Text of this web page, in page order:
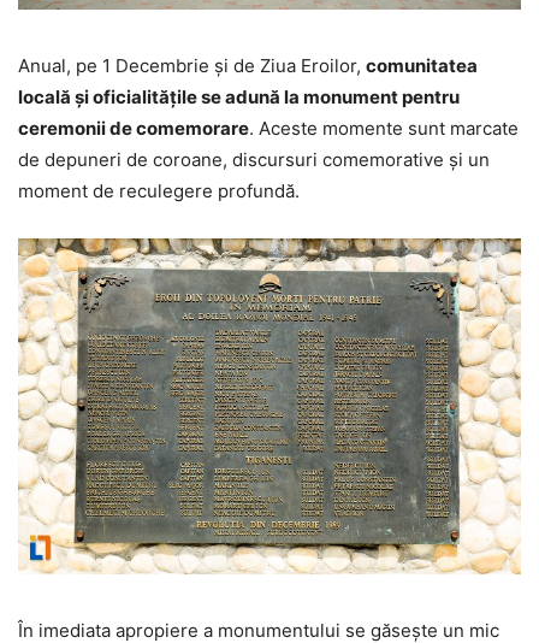
Anual, pe 1 Decembrie și de Ziua Eroilor, comunitatea
locală și oficialitățile se adună la monument pentru
ceremonii de comemorare. Aceste momente sunt marcate
de depuneri de coroane, discursuri comemorative și un
moment de reculegere profundă.
În imediata apropiere a monumentului se găsește un mic